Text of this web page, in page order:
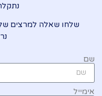
שלחו שאלה למרצים
שם
אימייל